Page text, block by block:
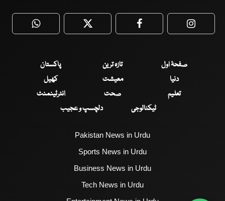
WhatsApp Twitter Facebook
صفحۂ اول تازہ ترین
پاکستان
دنیا
معیشت
کھیل
تعلیم
صحت
انٹرٹینمنٹ
ٹیکنالوجی
دلچسپ و عجیب
Pakistan News in Urdu
Sports News in Urdu
Business News in Urdu
Tech News in Urdu